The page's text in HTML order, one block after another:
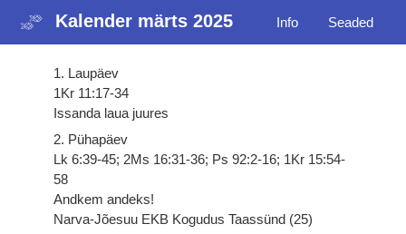
Kalender märts 2025 Info Seaded
1. Laupäev
1Kr 11:17-34
Issanda laua juures
2. Pühapäev
Lk 6:39-45; 2Ms 16:31-36; Ps 92:2-16; 1Kr 15:54-
58
Andkem andeks!
Narva-Jõesuu EKB Kogudus Taassünd (25)